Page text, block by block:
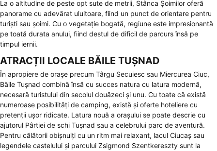
La o altitudine de peste opt sute de metrii, Stânca Șoimilor oferă
panorame cu adevărat uluitoare, fiind un punct de orientare pentru
turiști sau șoimi. Cu o vegetație bogată, regiune este impresionantă
pe toată durata anului, fiind destul de dificil de parcurs însă pe
timpul iernii.
ATRACȚII LOCALE BĂILE TUȘNAD
În apropiere de orașe precum Târgu Secuiesc sau Miercurea Ciuc,
Băile Tușnad combină însă cu succes natura cu latura modernă,
necesară turistului din secolul douăzeci și unu. Cu toate că există
numeroase posibilități de camping, există și oferte hoteliere cu
pretenții ușor ridicate. Latura nouă a orașului se poate descrie cu
ajutorul Pârtiei de schi Tușnad sau a celebrului parc de aventură.
Pentru călătorii obișnuiți cu un ritm mai relaxant, lacul Ciucaș sau
legendele castelului și parcului Zsigmond Szentkereszty sunt la